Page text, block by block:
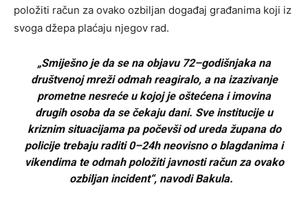
položiti račun za ovako ozbiljan događaj građanima koji iz
svoga džepa plaćaju njegov rad.
„Smiješno je da se na objavu 72–godišnjaka na
društvenoj mreži odmah reagiralo, a na izazivanje
prometne nesreće u kojoj je oštećena i imovina
drugih osoba da se čekaju dani. Sve institucije u
kriznim situacijama pa počevši od ureda župana do
policije trebaju raditi 0–24h neovisno o blagdanima i
vikendima te odmah položiti javnosti račun za ovako
ozbiljan incident“, navodi Bakula.